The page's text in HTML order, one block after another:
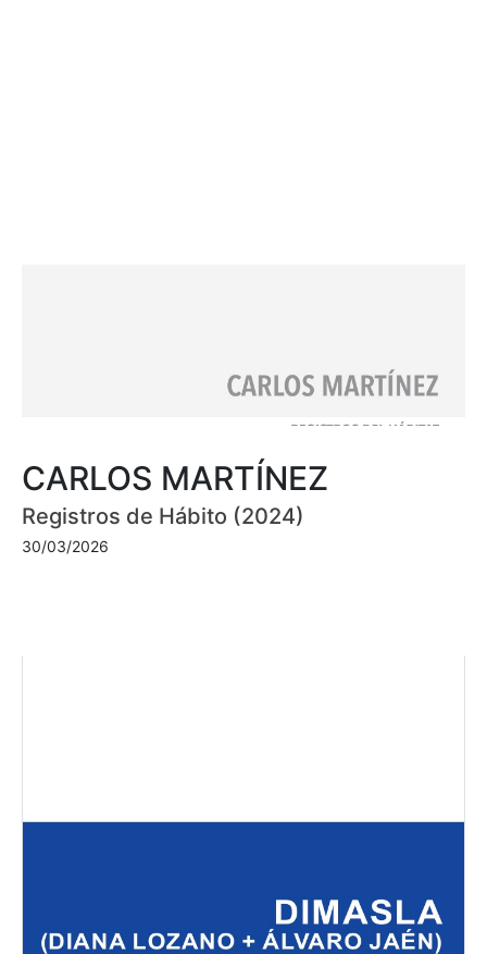
CARLOS MARTÍNEZ
Registros de Hábito (2024)
30/03/2026